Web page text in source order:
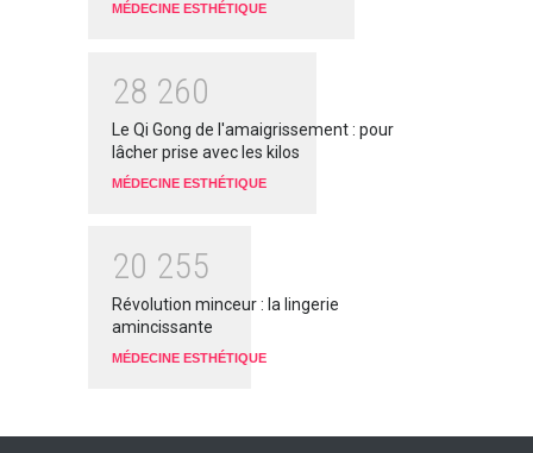
MÉDECINE ESTHÉTIQUE
28 260
Le Qi Gong de l'amaigrissement : pour
lâcher prise avec les kilos
MÉDECINE ESTHÉTIQUE
20 255
Révolution minceur : la lingerie
amincissante
MÉDECINE ESTHÉTIQUE